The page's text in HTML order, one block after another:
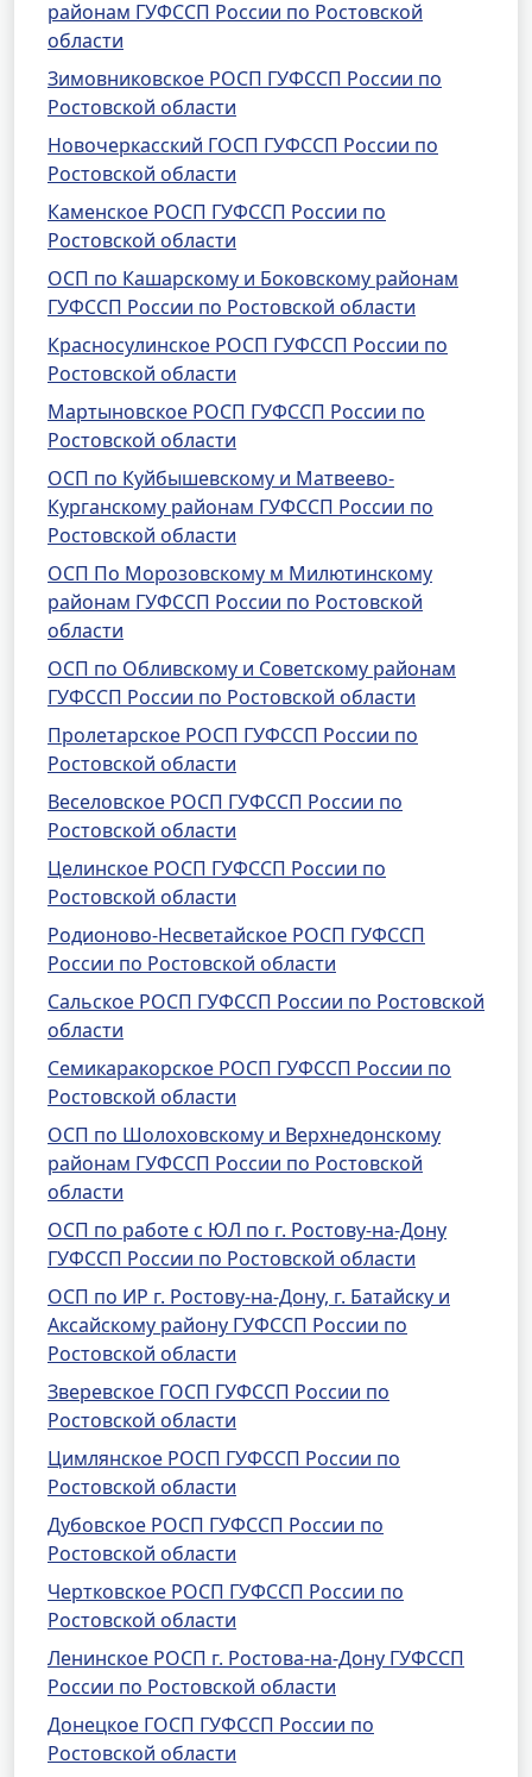
районам ГУФССП России по Ростовской
области
Зимовниковское РОСП ГУФССП России по
Ростовской области
Новочеркасский ГОСП ГУФССП России по
Ростовской области
Каменское РОСП ГУФССП России по
Ростовской области
ОСП по Кашарскому и Боковскому районам
ГУФССП России по Ростовской области
Красносулинское РОСП ГУФССП России по
Ростовской области
Мартыновское РОСП ГУФССП России по
Ростовской области
ОСП по Куйбышевскому и Матвеево-
Курганскому районам ГУФССП России по
Ростовской области
ОСП По Морозовскому м Милютинскому
районам ГУФССП России по Ростовской
области
ОСП по Обливскому и Советскому районам
ГУФССП России по Ростовской области
Пролетарское РОСП ГУФССП России по
Ростовской области
Веселовское РОСП ГУФССП России по
Ростовской области
Целинское РОСП ГУФССП России по
Ростовской области
Родионово-Несветайское РОСП ГУФССП
России по Ростовской области
Сальское РОСП ГУФССП России по Ростовской
области
Семикаракорское РОСП ГУФССП России по
Ростовской области
ОСП по Шолоховскому и Верхнедонскому
районам ГУФССП России по Ростовской
области
ОСП по работе с ЮЛ по г. Ростову-на-Дону
ГУФССП России по Ростовской области
ОСП по ИР г. Ростову-на-Дону, г. Батайску и
Аксайскому району ГУФССП России по
Ростовской области
Зверевское ГОСП ГУФССП России по
Ростовской области
Цимлянское РОСП ГУФССП России по
Ростовской области
Дубовское РОСП ГУФССП России по
Ростовской области
Чертковское РОСП ГУФССП России по
Ростовской области
Ленинское РОСП г. Ростова-на-Дону ГУФССП
России по Ростовской области
Донецкое ГОСП ГУФССП России по
Ростовской области